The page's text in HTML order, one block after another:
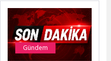
Gündem